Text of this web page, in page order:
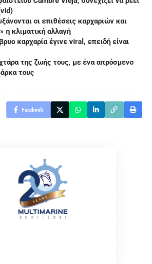
οι επιθέσεις καρχαριών και
η κλιματική αλλαγή
καρχαρία έγινε viral, επειδή είναι
της ζωής τους, με ένα απρόσμενο
τους
Facebook